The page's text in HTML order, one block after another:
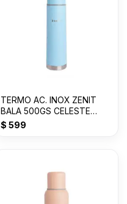
TERMO AC. INOX ZENIT
BALA 500GS CELESTE
PASTEL Z50ZC
$ 599